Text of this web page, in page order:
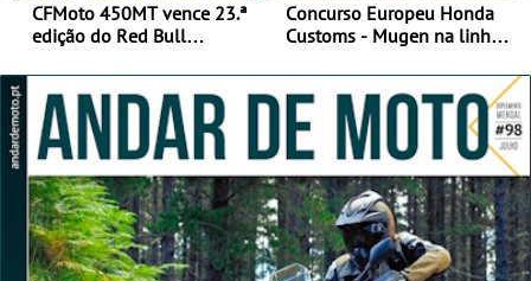
CFMoto 450MT vence 23.ª
edição do Red Bull
Categorias Adventure -
Vitória na Ultimate, Core e
Lite
Concurso Europeu Honda
Customs - Mugen na linha
ganhar